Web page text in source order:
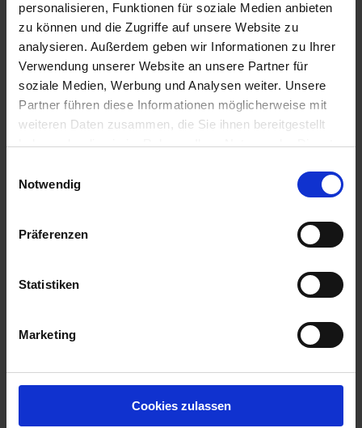
personalisieren, Funktionen für soziale Medien anbieten
zu können und die Zugriffe auf unsere Website zu
analysieren. Außerdem geben wir Informationen zu Ihrer
Verwendung unserer Website an unsere Partner für
soziale Medien, Werbung und Analysen weiter. Unsere
Partner führen diese Informationen möglicherweise mit
weiteren Daten zusammen, die Sie ihnen bereitgestellt
haben oder die sie im Rahmen Ihrer Nutzung der Dienste
Notwendig
Präferenzen
Statistiken
Marketing
Cookies zulassen
Artikel-Nr.: 547010-00-cfg
Ähnliche Produkte